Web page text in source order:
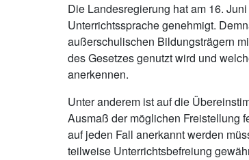
Die Landesregierung hat am 16.
Unterrichtssprache genehmigt.
außerschulischen Bildungsträgern
des Gesetzes genutzt wird und
anerkennen.
Unter anderem ist auf die
Ausmaß der möglichen Freistellung
auf jeden Fall anerkannt werden
teilweise Unterrichtsbefreiung